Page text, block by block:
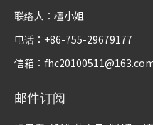
联络人：檀小姐
电话：+86-755-29679177
信箱：
邮件订阅